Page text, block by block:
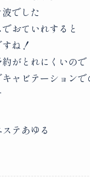
でした
おていれすると
ね！
がとれにくいので
ャビテーション
テあゆる